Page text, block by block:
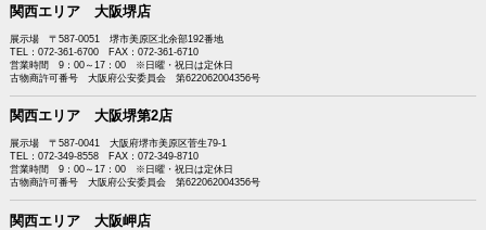
関西エリア 大阪堺店
展示場 〒587-0051 堺市美原区北余部192番地
TEL：072-361-6700 FAX：072-361-6710
営業時間 9：00～17：00 ※日曜・祝日は定休日
古物商許可番号 大阪府公安委員会 第622062004356号
関西エリア 大阪堺第2店
展示場 〒587-0041 大阪府堺市美原区菅生79-1
TEL：072-349-8558 FAX：072-349-8710
営業時間 9：00～17：00 ※日曜・祝日は定休日
古物商許可番号 大阪府公安委員会 第622062004356号
関西エリア 大阪岬店